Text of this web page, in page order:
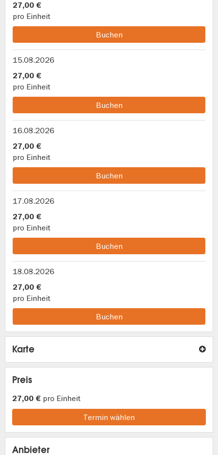
27,00 €
pro Einheit
Buchen
15.08.2026
27,00 €
pro Einheit
Buchen
16.08.2026
27,00 €
pro Einheit
Buchen
17.08.2026
27,00 €
pro Einheit
Buchen
18.08.2026
27,00 €
pro Einheit
Buchen
Karte
Preis
27,00 € pro Einheit
Termin wählen
Anbieter